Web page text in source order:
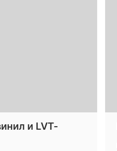
и LVT-